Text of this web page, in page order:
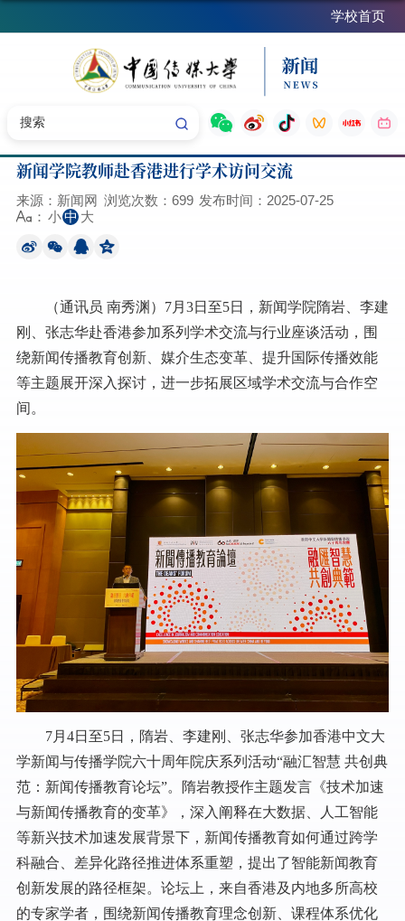
学校首页
新闻学院教师赴香港进行学术访问交流
来源：新闻网 浏览次数： 699 发布时间：2025-07-25
： 小中 大
（通讯员 南秀渊）7月3日至5日，新闻学院隋岩、李建
刚、张志华赴香港参加系列学术交流与行业座谈活动，围
绕新闻传播教育创新、媒介生态变革、提升国际传播效能
等主题展开深入探讨，进一步拓展区域学术交流与合作空
间。
7月4日至5日，隋岩、李建刚、张志华参加香港中文大
学新闻与传播学院六十周年院庆系列活动“融汇智慧 共创典
范：新闻传播教育论坛”。隋岩教授作主题发言《技术加速
与新闻传播教育的变革》，深入阐释在大数据、人工智能
等新兴技术加速发展背景下，新闻传播教育如何通过跨学
科融合、差异化路径推进体系重塑，提出了智能新闻教育
创新发展的路径框架。论坛上，来自香港及内地多所高校
的专家学者，围绕新闻传播教育理念创新、课程体系优化